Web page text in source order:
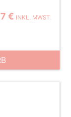
€ INKL. MWST.